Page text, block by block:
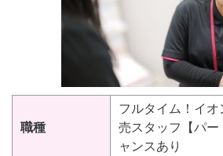
職種
フルタイム！イ
売スタッフ【パ
ャンスあり